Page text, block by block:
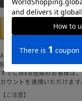
Amazonアカウントの登録情
録が可能です。
すでにWEB会員のお客様は
カウントを連携いただけます
【ご注意】